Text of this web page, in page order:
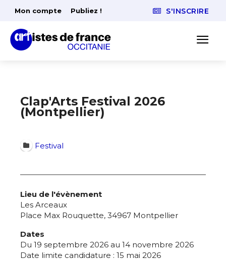
Mon compte Publiez ! S'INSCRIRE
Clap'Arts Festival 2026
(Montpellier)
Festival
Lieu de l'évènement
Les Arceaux
Place Max Rouquette, 34967 Montpellier
Dates
Du 19 septembre 2026 au 14 novembre 2026
Date limite candidature : 15 mai 2026